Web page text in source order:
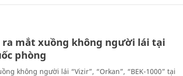
ra mắt xuồng không người lái tại
phòng
không người lái “Vizir”, “Orkan”, “BEK-1000” tại